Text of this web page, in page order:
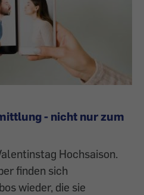
- nicht nur zum
Hochsaison.
finden sich
wieder, die sie